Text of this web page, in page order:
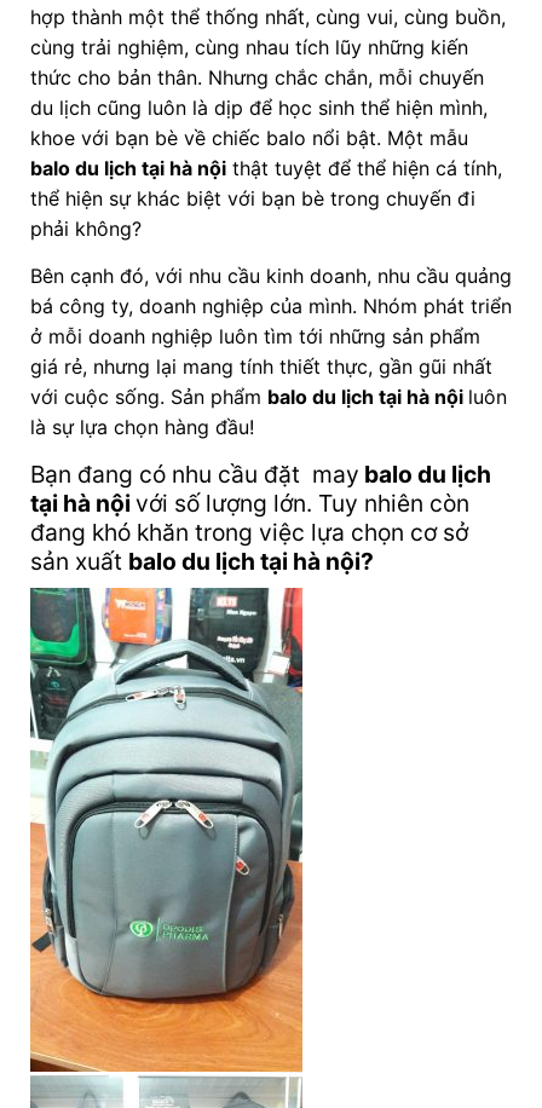
hợp thành một thể thống nhất, cùng vui, cùng buồn,
cùng trải nghiệm, cùng nhau tích lũy những kiến
thức cho bản thân. Nhưng chắc chắn, mỗi chuyến
du lịch cũng luôn là dịp để học sinh thể hiện mình,
khoe với bạn bè về chiếc balo nổi bật. Một mẫu
balo du lịch tại hà nộithật tuyệt để thể hiện cá tính,
thể hiện sự khác biệt với bạn bè trong chuyến đi
phải không?
Bên cạnh đó, với nhu cầu kinh doanh, nhu cầu quảng
bá công ty, doanh nghiệp của mình. Nhóm phát triển
ở mỗi doanh nghiệp luôn tìm tới những sản phẩm
giá rẻ, nhưng lại mang tính thiết thực, gần gũi nhất
với cuộc sống. Sản phẩm balo du lịch tại hà nội luôn
là sự lựa chọn hàng đầu!
Bạn đang có nhu cầu đặt may balo du lịch
tại hà nội với số lượng lớn. Tuy nhiên còn
đang khó khăn trong việc lựa chọn cơ sở
sản xuất balo du lịch tại hà nội?